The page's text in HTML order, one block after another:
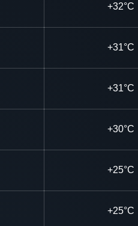
+32°C
+31°C
+31°C
+30°C
+25°C
+25°C